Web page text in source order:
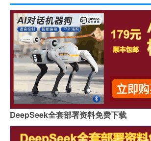
DeepSeek全套部署资料免费下载